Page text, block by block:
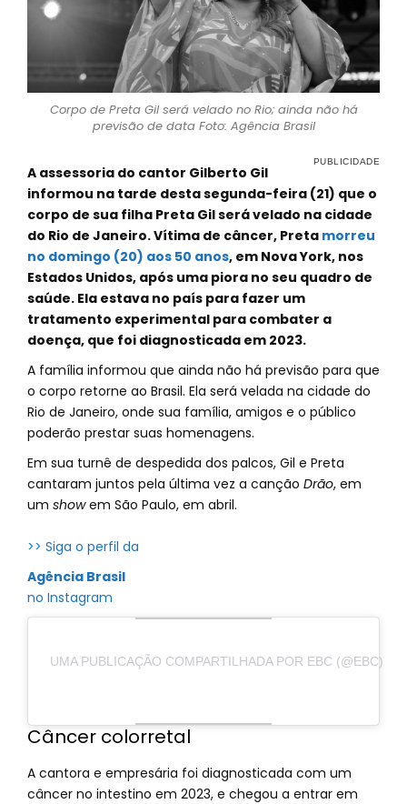
Corpo de Preta Gil será velado no Rio; ainda não há
previsão de data Foto: Agência Brasil
A assessoria do cantor Gilberto Gil
informou na tarde desta segunda-feira (21) que o
corpo de sua filha Preta Gil será velado na cidade
do Rio de Janeiro. Vítima de câncer, Preta morreu
no domingo (20) aos 50 anos, em Nova York, nos
Estados Unidos, após uma piora no seu quadro de
saúde. Ela estava no país para fazer um
tratamento experimental para combater a
doença, que foi diagnosticada em 2023.
A família informou que ainda não há previsão para que
o corpo retorne ao Brasil. Ela será velada na cidade do
Rio de Janeiro, onde sua família, amigos e o público
poderão prestar suas homenagens.
Em sua turnê de despedida dos palcos, Gil e Preta
cantaram juntos pela última vez a canção Drão, em
um showem São Paulo, em abril.
>> Siga o perfil da
Agência Brasil
no Instagram
UMA PUBLICAÇÃO COMPARTILHADA POR EBC (@EBC)
Câncer colorretal
A cantora e empresária foi diagnosticada com um
câncer no intestino em 2023, e chegou a entrar em